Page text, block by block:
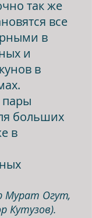
так же
все
в
и
в
больших
в
Мурат Огут,
Кутузов).